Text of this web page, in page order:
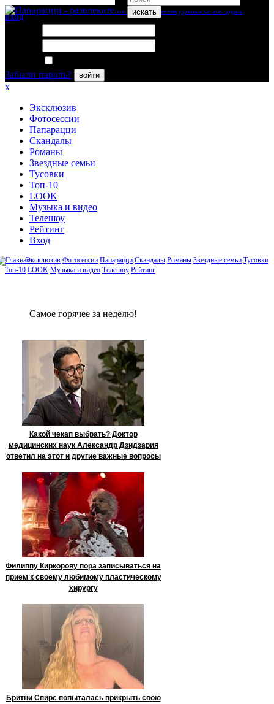
искать
вход
Забыли пароль?
войти
x
Эксклюзив
Фотосессии
Папарацци
Скандалы
Романы
Звездные семьи
Тусовки
Топ-10
LOOK
Музыка и видео
Телешоу
Рейтинг
Вход
Эксклюзив Фотосессии Папарацци Скандалы Романы Звездные семьи Тусовки
Топ-10 LOOK Музыка и видео Телешоу Рейтинг
Сaмое гoрячее за неделю!
Какой чекап выбрать? Доктор
медицинских наук Александр Дзидзария
ответил на этот и другие важные вопросы
Филиппу Киркорову пора записываться на
прием к своему любимому пластическому
хирургу
Бритни Спирс попыталась прикрыть свою